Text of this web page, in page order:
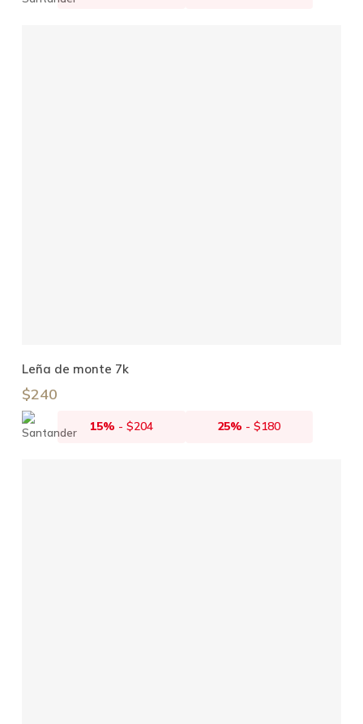
Leña de monte 7k
$240
15% - $204 25% -$180